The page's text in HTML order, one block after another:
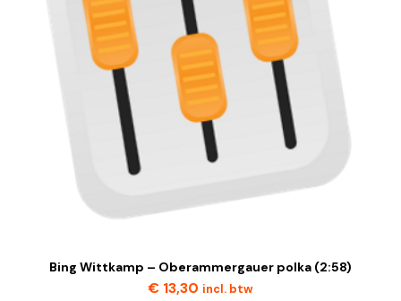
Bing Wittkamp – Oberammergauer polka (2:58)
€ 13,30 incl. btw